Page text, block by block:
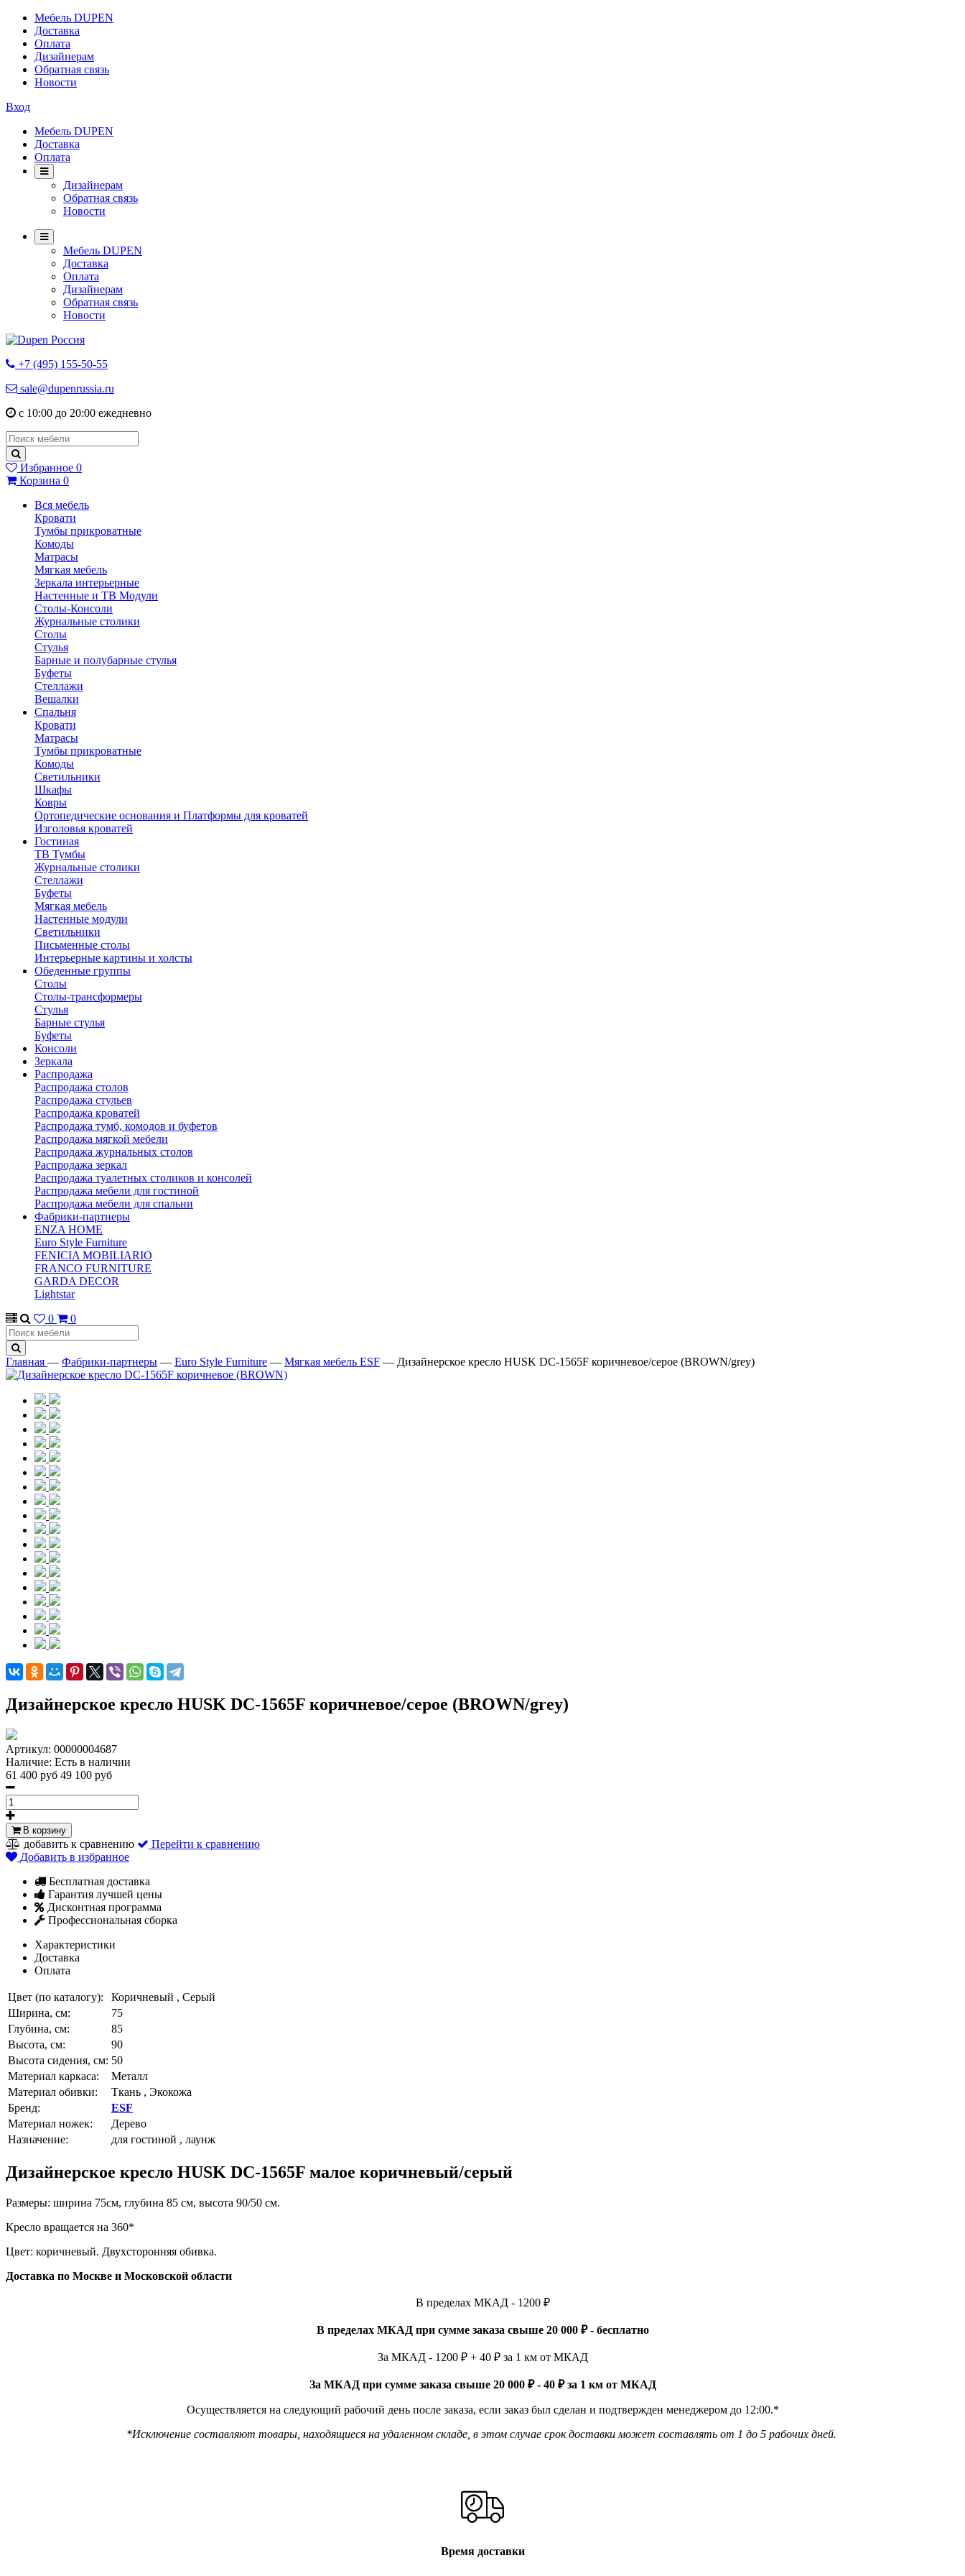
Мебель DUPEN
Доставка
Оплата
Дизайнерам
Обратная связь
Новости
Вход
Мебель DUPEN
Доставка
Оплата
Дизайнерам
Обратная связь
Новости
Мебель DUPEN
Доставка
Оплата
Дизайнерам
Обратная связь
Новости
+7 (495) 155-50-55
sale@dupenrussia.ru
с 10:00 до 20:00 ежедневно
Избранное 0
Корзина 0
Вся мебель
Кровати
Тумбы прикроватные
Комоды
Матрасы
Мягкая мебель
Зеркала интерьерные
Настенные и ТВ Модули
Столы-Консоли
Журнальные столики
Столы
Стулья
Барные и полубарные стулья
Буфеты
Стеллажи
Вешалки
Cпальня
Кровати
Матрасы
Тумбы прикроватные
Комоды
Светильники
Шкафы
Ковры
Ортопедические основания и Платформы для кроватей
Изголовья кроватей
Гостиная
ТВ Тумбы
Журнальные столики
Стеллажи
Буфеты
Мягкая мебель
Настенные модули
Светильники
Письменные столы
Интерьерные картины и холсты
Обеденные группы
Столы
Столы-трансформеры
Стулья
Барные стулья
Буфеты
Консоли
Зеркала
Распродажа
Распродажа столов
Распродажа стульев
Распродажа кроватей
Распродажа тумб, комодов и буфетов
Распродажа мягкой мебели
Распродажа журнальных столов
Распродажа зеркал
Распродажа туалетных столиков и консолей
Распродажа мебели для гостиной
Распродажа мебели для спальни
Фабрики-партнеры
ENZA HOME
Euro Style Furniture
FENICIA MOBILIARIO
FRANCO FURNITURE
GARDA DECOR
Lightstar
0
0
Главная — Фабрики-партнеры — Euro Style Furniture — Мягкая мебель ESF — Дизайнерское кресло HUSK DC-1565F коричневое/серое (BROWN/grey)
Дизайнерское кресло HUSK DC-1565F коричневое/серое (BROWN/grey)
Артикул: 00000004687
Наличие: Есть в наличии
61 400 руб 49 100 руб
В корзину
добавить к сравнению
Перейти к сравнению
Добавить в избранное
Бесплатная доставка
Гарантия лучшей цены
Дисконтная программа
Профессиональная сборка
Характеристики
Доставка
Оплата
Цвет (по каталогу):
Коричневый , Серый
Ширина, см:
75
Глубина, см:
85
Высота, см:
90
Высота сидения, см: 50
Материал каркаса:
Металл
Материал обивки:
Ткань , Экокожа
Бренд:
ESF
Материал ножек:
Дерево
Назначение:
для гостиной , лаунж
Дизайнерское кресло HUSK DC-1565F малое коричневый/серый
Размеры: ширина 75см, глубина 85 см, высота 90/50 см.
Кресло вращается на 360*
Цвет: коричневый. Двухсторонняя обивка.
Доставка по Москве и Московской области
В пределах МКАД - 1200 ₽
В пределах МКАД при сумме заказа свыше 20 000 ₽ - бесплатно
За МКАД - 1200 ₽ + 40 ₽ за 1 км от МКАД
За МКАД при сумме заказа свыше 20 000 ₽ - 40 ₽ за 1 км от МКАД
Осуществляется на следующий рабочий день после заказа, если заказ был сделан и подтвержден менеджером до 12:00.*
*Исключение составляют товары, находящиеся на удаленном складе, в этом случае срок доставки может составлять от 1 до 5 рабочих дней.
Время доставки